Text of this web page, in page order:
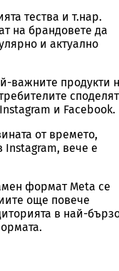
тества и т.нар.
на брандовете да
и актуално
важните продукти
споделят
и Facebook.
от времето,
Instagram, вече е
формат Meta се
още повече
в най-